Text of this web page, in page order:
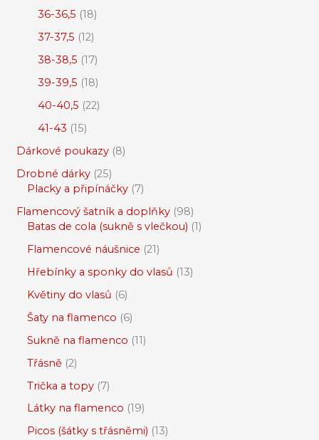
36-36,5 18
37-37,5 12
38-38,5 17
39-39,5 18
40-40,5 22
41-43 15
Dárkové poukazy 8
Drobné dárky 25
Placky a připínáčky 7
Flamencový šatník a doplňky 98
Batas de cola (sukně s vlečkou) 1
Flamencové náušnice 21
Hřebínky a sponky do vlasů 13
Květiny do vlasů 6
Šaty na flamenco 6
Sukně na flamenco 11
Třásně 2
Trička a topy 7
Látky na flamenco 19
Picos (šátky s třásněmi) 13